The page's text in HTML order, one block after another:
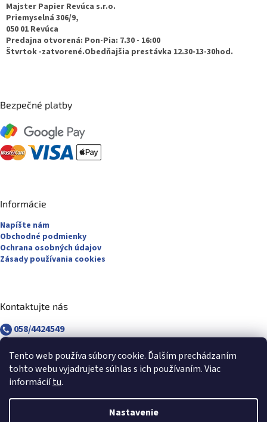
Tento web používa súbory cookie. Ďalším prechádzaním
tohto webu vyjadrujete súhlas s ich používaním. Viac
informáciítu.
Nastavenie
Majster Papier Revúca s.r.o.
Priemyselná 306/9,
050 01 Revúca
Predajna otvorená: Pon-Pia: 7.30 - 16:00
Štvrtok -zatvorené.Obedňajšia prestávka 12.30-13-30hod.
Bezpečné platby
Informácie
Napíšte nám
Obchodné podmienky
Ochrana osobných údajov
Zásady používania cookies
Kontaktujte nás
058/4424549
revuca@majsterpapier.sk
Vytvoril Shoptet